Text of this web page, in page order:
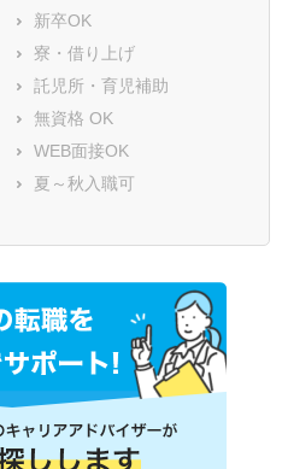
新卒OK
寮・借り上げ
託児所・育児補助
無資格 OK
WEB面接OK
夏～秋入職可